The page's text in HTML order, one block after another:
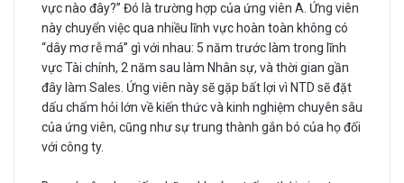
vực nào đây?” Đó là trường hợp của ứng viên A. Ứng viên
này chuyển việc qua nhiều lĩnh vực hoàn toàn không có
“dây mơ rễ má” gì với nhau: 5 năm trước làm trong lĩnh
vực Tài chính, 2 năm sau làm Nhân sự, và thời gian gần
đây làm Sales. Ứng viên này sẽ gặp bất lợi vì NTD sẽ đặt
dấu chấm hỏi lớn về kiến thức và kinh nghiệm chuyên sâu
của ứng viên, cũng như sự trung thành gắn bó của họ đối
với công ty.